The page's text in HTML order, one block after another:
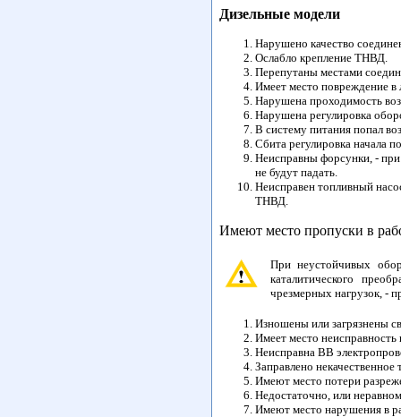
Дизельные модели
Нарушено качество
Ослабло крепление ТНВД.
Перепутаны местами
Имеет место повреждение в
Нарушена проходимость
Нарушена регулировка
В систему питания попал
Сбита регулировка начала
Неисправны форсунки, -
не будут падать.
Неисправен топливный
ТНВД.
Имеют место пропуски в
При неустойчивых
каталитического
чрезмерных нагрузок, -
Изношены или загрязнены
Имеет место
Неисправна ВВ
Заправлено
Имеют место потери
Недостаточно, или
Имеют место нарушения в